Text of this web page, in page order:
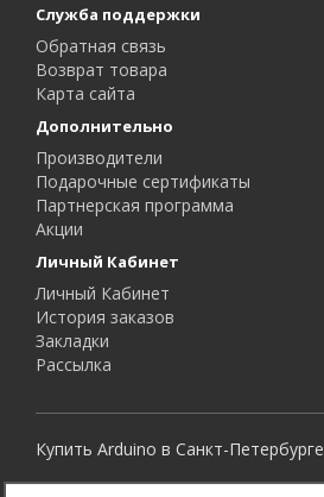
Служба поддержки
Обратная связь
Возврат товара
Карта сайта
Дополнительно
Производители
Подарочные сертификаты
Партнерская программа
Акции
Личный Кабинет
Личный Кабинет
История заказов
Закладки
Рассылка
Купить Arduino в Санкт-Петербурге
Все права защищены.